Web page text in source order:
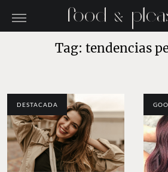
Tag: tendencias
DESTACADA